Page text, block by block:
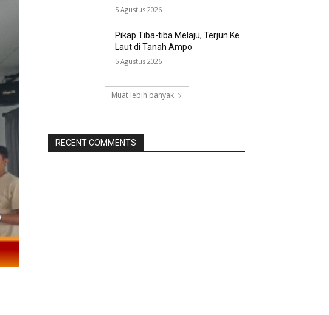
5 Agustus 2026
Pikap Tiba-tiba Melaju, Terjun Ke
Laut di Tanah Ampo
5 Agustus 2026
Muat lebih banyak
RECENT COMMENTS